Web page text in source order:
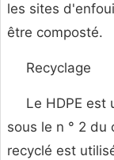
les sites
être composté.
Recyclage
Le HDPE est
sous le n ° 2 du
recyclé est